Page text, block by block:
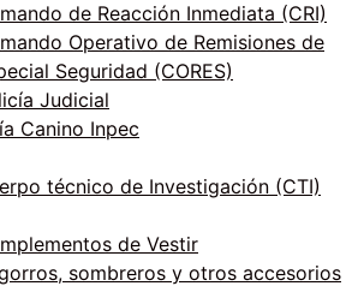
de Reacción Inmediata (CRI)
Operativo de Remisiones de
Seguridad (CORES)
Judicial
Canino Inpec
técnico de Investigación (CTI)
de Vestir
sombreros y otros accesorios